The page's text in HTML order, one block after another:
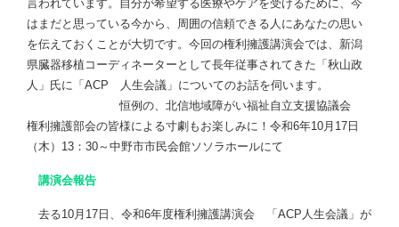
言われています。自分が希望する医療やケアを受けるために、今
はまだと思っている今から、周囲の信頼できる人にあなたの思い
を伝えておくことが大切です。今回の権利擁護講演会では、新潟
県臓器移植コーディネーターとして長年従事されてきた「秋山政
人」氏に「ACP 人生会議」についてのお話を伺います。
恒例の、北信地域障がい福祉自立支援協議会
権利擁護部会の皆様による寸劇もお楽しみに！令和6年10月17日
（木）13：30～中野市市民会館ソソラホールにて
講演会報告
去る10月17日、令和6年度権利擁護講演会 「ACP人生会議」が